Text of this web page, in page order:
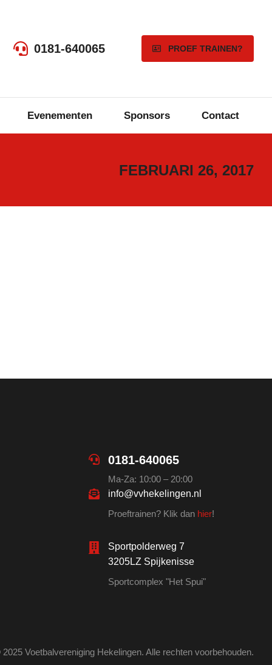
0181-640065 PROEF TRAINEN?
Evenementen Sponsors Contact
FEBRUARI 26, 2017
0181-640065
Ma-Za: 10:00 – 20:00
info@vvhekelingen.nl
Proeftrainen? Klik dan hier!
Sportpolderweg 7
3205LZ Spijkenisse
Sportcomplex "Het Spui"
Voetbalvereniging Hekelingen. Alle rechten voorbehouden.